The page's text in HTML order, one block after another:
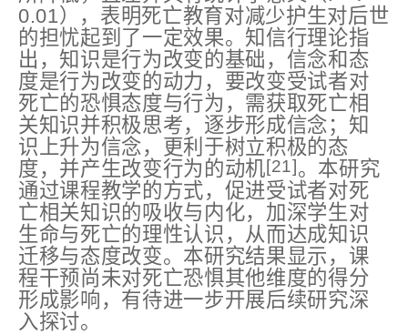
0.01），表明死亡教育对减少护生对后世
的担忧起到了一定效果。知信行理论指
出，知识是行为改变的基础，信念和态
度是行为改变的动力，要改变受试者对
死亡的恐惧态度与行为，需获取死亡相
关知识并积极思考，逐步形成信念；知
识上升为信念，更利于树立积极的态
度，并产生改变行为的动机[21]。本研究
通过课程教学的方式，促进受试者对死
亡相关知识的吸收与内化，加深学生对
生命与死亡的理性认识，从而达成知识
迁移与态度改变。本研究结果显示，课
程干预尚未对死亡恐惧其他维度的得分
形成影响，有待进一步开展后续研究深
入探讨。